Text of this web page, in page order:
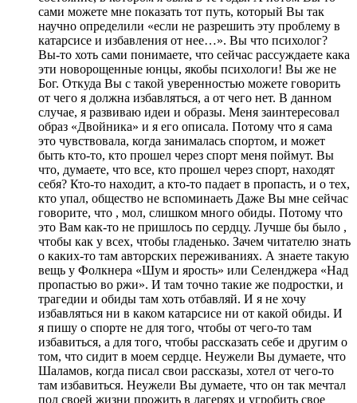
сами можете мне показать тот путь, который Вы так
научно определили «если не разрешить эту проблему в
катарсисе и избавления от нее…». Вы что психолог?
Вы-то хоть сами понимаете, что сейчас рассуждаете кака
эти новорощенные юнцы, якобы психологи! Вы же не
Бог. Откуда Вы с такой уверенностью можете говорить
от чего я должна избавляться, а от чего нет. В данном
случае, я развиваю идеи и образы. Меня заинтересовал
образ «Двойника» и я его описала. Потому что я сама
это чувствовала, когда занималась спортом, и может
быть кто-то, кто прошел через спорт меня поймут. Вы
что, думаете, что все, кто прошел через спорт, находят
себя? Кто-то находит, а кто-то падает в пропасть, и о тех,
кто упал, общество не вспоминаеть Даже Вы мне сейчас
говорите, что , мол, слишком много обиды. Потому что
это Вам как-то не пришлось по сердцу. Лучше бы было ,
чтобы как у всех, чтобы гладенько. Зачем читателю знать
о каких-то там авторских переживаниях. А знаете такую
вещь у Фолкнера «Шум и ярость» или Селенджера «Над
пропастью во ржи». И там точно такие же подростки, и
трагедии и обиды там хоть отбавляй. И я не хочу
избавляться ни в каком катарсисе ни от какой обиды. И
я пишу о спорте не для того, чтобы от чего-то там
избавиться, а для того, чтобы рассказать себе и другим о
том, что сидит в моем сердце. Неужели Вы думаете, что
Шаламов, когда писал свои рассказы, хотел от чего-то
там избавиться. Неужели Вы думаете, что он так мечтал
пол своей жизни прожить в лагерях и угробить свое